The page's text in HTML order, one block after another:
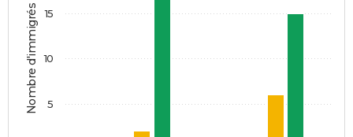
Nombre d'immigrés 5
10
15